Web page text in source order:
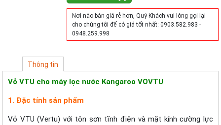
Nơi nào bán giá rẻ hơn, Quý Khách vui lòng gọi lại
cho chúng tôi để có giá tốt nhất: 0903.582.983 -
0948.259.998
Thông tin
Vỏ VTU cho máy lọc nước Kangaroo VOVTU
1. Đặc tính sản phẩm
Vỏ VTU (Vertu) với tôn sơn tĩnh điện và mặt kính cường lực